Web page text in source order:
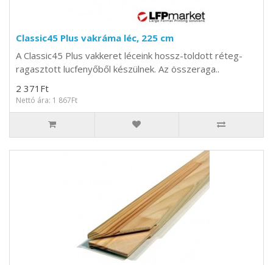
Classic45 Plus vakráma léc, 225 cm
A Classic45 Plus vakkeret léceink hossz-toldott réteg-
ragasztott lucfenyőből készülnek. Az összeraga..
2 371Ft
Nettó ára: 1 867Ft